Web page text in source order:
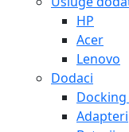
HP
Acer
Lenovo
Dodaci
Adapteri